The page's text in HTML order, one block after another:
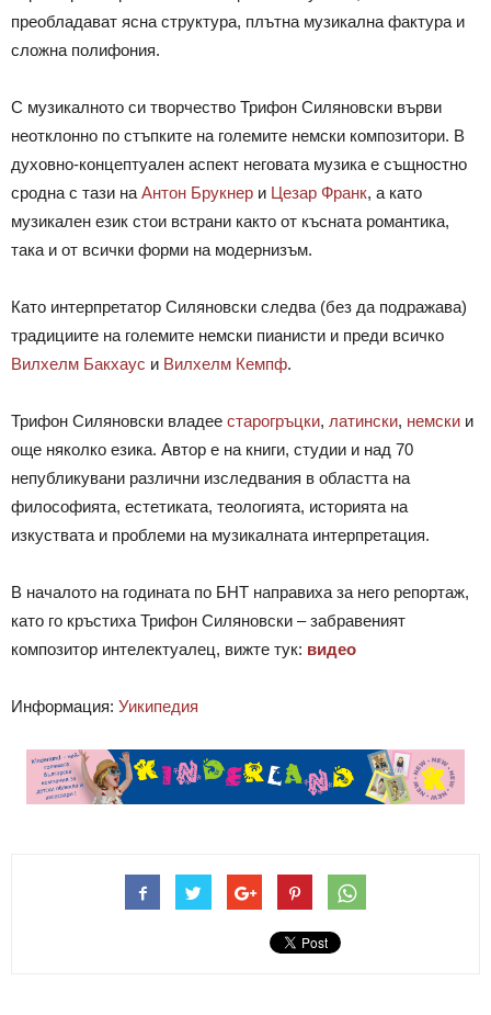
преобладават ясна структура, плътна музикална фактура и
сложна полифония.
С музикалното си творчество Трифон Силяновски върви
неотклонно по стъпките на големите немски композитори. В
духовно-концептуален аспект неговата музика е същностно
сродна с тази наАнтон Брукнер и Цезар Франк, а като
музикален език стои встрани както от късната романтика,
така и от всички форми на модернизъм.
Като интерпретатор Силяновски следва (без да подражава)
традициите на големите немски пианисти и преди всичко
Вилхелм Бакхаус и Вилхелм Кемпф.
Трифон Силяновски владее старогръцки, латински, немски и
още няколко езика. Автор е на книги, студии и над 70
непубликувани различни изследвания в областта на
философията, естетиката, теологията, историята на
изкуствата и проблеми на музикалната интерпретация.
В началото на годината по БНТ направиха за него репортаж,
като го кръстиха Трифон Силяновски – забравеният
композитор интелектуалец, вижте тук: видео
Информация: Уикипедия